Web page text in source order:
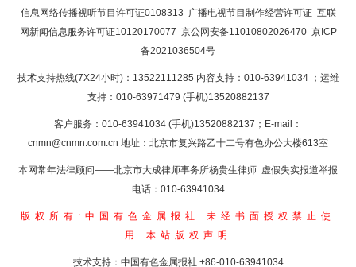
信息网络传播视听节目许可证0108313 广播电视节目制作经营许可证 互联
网新闻信息服务许可证10120170077 京公网安备11010802026470 京ICP
备2021036504号
技术支持热线(7X24小时)：13522111285 内容支持：010-63941034 ；运维
支持：010-63971479 (手机)13520882137
客户服务：010-63941034 (手机)13520882137；E-mail：
cnmn@cnmn.com.cn 地址：北京市复兴路乙十二号有色办公大楼613室
本网常年法律顾问——北京市大成律师事务所杨贵生律师 虚假失实报道举报
电话：010-63941034
版权所有:中国有色金属报社
未经书面授权禁止使
用 本站版权声明
技术支持：中国有色金属报社 +86-010-63941034